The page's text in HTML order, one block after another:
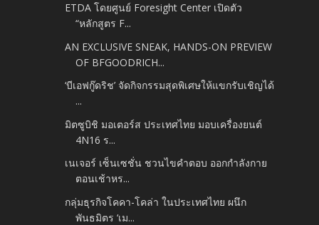
ETDA โดยศูนย์ Foresight Center เปิดตัว
“หลักสูตร F...
AN EXCLUSIVE SNEAK, HANDS-ON PREVIEW
OF BFGOODRICH...
‘บีเอฟกู๊ดริช’ จัดกิจกรรมสุดพิเศษให้แขกรับเชิญได้
...
มิตซูบิชิ มอเตอร์ส ประเทศไทย มอบเครื่องยนต์
4N16 ร...
เนเจอร์ เซ็นเซชั่น ชวนไขคำตอบ ออกกำลังกาย
ตอนเช้าหร...
กลุ่มธุรกิจโคคา-โคล่า ในประเทศไทย ผนึก
พันธมิตร ‘เม...